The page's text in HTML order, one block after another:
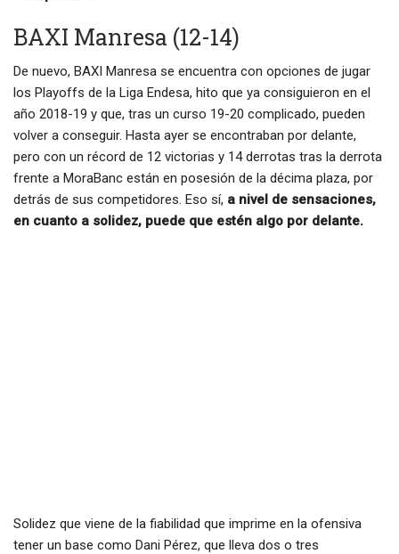
BAXI Manresa (12-14)
De nuevo, BAXI Manresa se encuentra con opciones de jugar
los Playoffs de la Liga Endesa, hito que ya consiguieron en el
año 2018-19 y que, tras un curso 19-20 complicado, pueden
volver a conseguir. Hasta ayer se encontraban por delante,
pero con un récord de 12 victorias y 14 derrotas tras la derrota
frente a MoraBanc están en posesión de la décima plaza, por
detrás de sus competidores. Eso sí, a nivel de sensaciones,
en cuanto a solidez, puede que estén algo por delante.
Solidez que viene de la fiabilidad que imprime en la ofensiva
tener un base como Dani Pérez, que lleva dos o tres